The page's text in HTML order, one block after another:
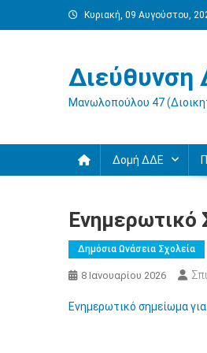
Μεταπηδήστε
στο
Κυριακή, 09 Αυγούστου,
Διεύθυνση
Μανωλοπούλου 47
Δομή ΔΔΕ
Ενημερωτικό
Δημόσια Ωνάσεια Σχολεία
8 Ιανουαρίου 2026
Ενημερωτικό σημείωμα